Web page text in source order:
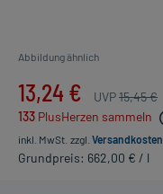
Abbildung ähnlich
13,24 € UVP15,45 €
133 PlusHerzen sammeln
inkl. MwSt. zzgl. Versandkosten
Grundpreis: 662,00 € / l